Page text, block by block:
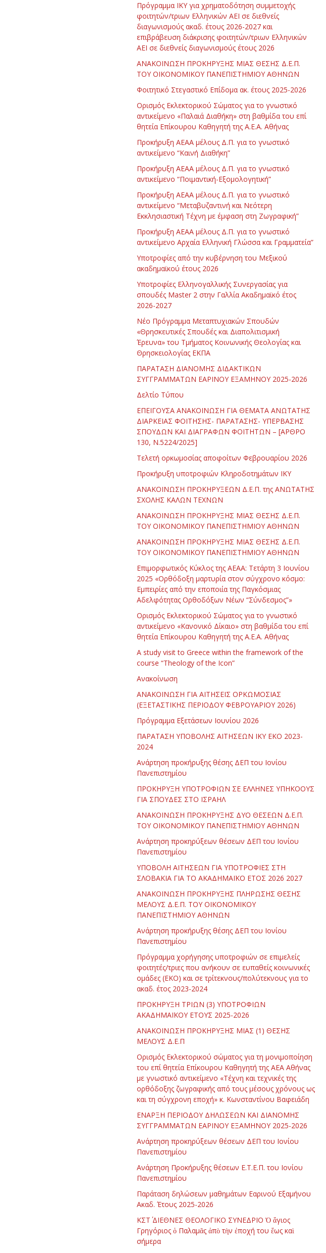
Πρόγραμμα ΙΚΥ για χρηματοδότηση συμμετοχής
φοιτητών/τριων Ελληνικών ΑΕΙ σε διεθνείς
διαγωνισμούς ακαδ. έτους 2026-2027 και
επιβράβευση διάκρισης φοιτητών/τριων Ελληνικών
ΑΕΙ σε διεθνείς διαγωνισμούς έτους 2026
ΑΝΑΚΟΙΝΩΣΗ ΠΡΟΚΗΡΥΞΗΣ ΜΙΑΣ ΘΕΣΗΣ Δ.Ε.Π.
ΤΟΥ ΟΙΚΟΝΟΜΙΚΟΥ ΠΑΝΕΠΙΣΤΗΜΙΟΥ ΑΘΗΝΩΝ
Φοιτητικό Στεγαστικό Επίδομα ακ. έτους 2025-2026
Ορισμός Εκλεκτορικού Σώματος για το γνωστικό
αντικείμενο «Παλαιά Διαθήκη» στη βαθμίδα του επί
θητεία Επίκουρου Καθηγητή της Α.Ε.Α. Αθήνας
Προκήρυξη ΑΕΑΑ μέλους Δ.Π. για το γνωστικό
αντικείμενο “Καινή Διαθήκη”
Προκήρυξη ΑΕΑΑ μέλους Δ.Π. για το γνωστικό
αντικείμενο “Ποιμαντική-Εξομολογητική”
Προκήρυξη ΑΕΑΑ μέλους Δ.Π. για το γνωστικό
αντικείμενο “Μεταβυζαντινή και Νεότερη
Εκκλησιαστική Τέχνη με έμφαση στη Ζωγραφική”
Προκήρυξη ΑΕΑΑ μέλους Δ.Π. για το γνωστικό
αντικείμενο Αρχαία Ελληνική Γλώσσα και Γραμματεία”
Υποτροφίες από την κυβέρνηση του Μεξικού
ακαδημαϊκού έτους 2026
Υποτροφίες Ελληνογαλλικής Συνεργασίας για
σπουδές Master 2 στην Γαλλία Ακαδημαϊκό έτος
2026-2027
Νέο Πρόγραμμα Μεταπτυχιακών Σπουδών
«Θρησκευτικές Σπουδές και Διαπολιτισμική
Έρευνα» του Τμήματος Κοινωνικής Θεολογίας και
Θρησκειολογίας ΕΚΠΑ
ΠΑΡΑΤΑΣΗ ΔΙΑΝΟΜΗΣ ΔΙΔΑΚΤΙΚΩΝ
ΣΥΓΓΡΑΜΜΑΤΩΝ ΕΑΡΙΝΟΥ ΕΞΑΜΗΝΟΥ 2025-2026
Δελτίο Τύπου
ΕΠΕΙΓΟΥΣΑ ΑΝΑΚΟΙΝΩΣΗ ΓΙΑ ΘΕΜΑΤΑ ΑΝΩΤΑΤΗΣ
ΔΙΑΡΚΕΙΑΣ ΦΟΙΤΗΣΗΣ- ΠΑΡΑΤΑΣΗΣ- ΥΠΕΡΒΑΣΗΣ
ΣΠΟΥΔΩΝ ΚΑΙ ΔΙΑΓΡΑΦΩΝ ΦΟΙΤΗΤΩΝ – [ΑΡΘΡΟ
130, Ν.5224/2025]
Τελετή ορκωμοσίας αποφοίτων Φεβρουαρίου 2026
Προκήρυξη υποτροφιών Κληροδοτημάτων ΙΚΥ
ΑΝΑΚΟΙΝΩΣΗ ΠΡΟΚΗΡΥΞΕΩΝ Δ.Ε.Π. της ΑΝΩΤΑΤΗΣ
ΣΧΟΛΗΣ ΚΑΛΩΝ ΤΕΧΝΩΝ
ΑΝΑΚΟΙΝΩΣΗ ΠΡΟΚΗΡΥΞΗΣ ΜΙΑΣ ΘΕΣΗΣ Δ.Ε.Π.
ΤΟΥ ΟΙΚΟΝΟΜΙΚΟΥ ΠΑΝΕΠΙΣΤΗΜΙΟΥ ΑΘΗΝΩΝ
ΑΝΑΚΟΙΝΩΣΗ ΠΡΟΚΗΡΥΞΗΣ ΜΙΑΣ ΘΕΣΗΣ Δ.Ε.Π.
ΤΟΥ ΟΙΚΟΝΟΜΙΚΟΥ ΠΑΝΕΠΙΣΤΗΜΙΟΥ ΑΘΗΝΩΝ
Επιμορφωτικός Κύκλος της ΑΕΑΑ: Τετάρτη 3 Ιουνίου
2025 «Ορθόδοξη μαρτυρία στον σύγχρονο κόσμο:
Εμπειρίες από την εποποιία της Παγκόσμιας
Αδελφότητας Ορθοδόξων Νέων “Σύνδεσμος”»
Ορισμός Εκλεκτορικού Σώματος για το γνωστικό
αντικείμενο «Κανονικό Δίκαιο» στη βαθμίδα του επί
θητεία Επίκουρου Καθηγητή της Α.Ε.Α. Αθήνας
Α study visit to Greece within the framework of the
course “Theology of the Icon”
Ανακοίνωση
ΑΝΑΚΟΙΝΩΣΗ ΓΙΑ ΑΙΤΗΣΕΙΣ ΟΡΚΩΜΟΣΙΑΣ
(ΕΞΕΤΑΣΤΙΚΗΣ ΠΕΡΙΟΔΟΥ ΦΕΒΡΟΥΑΡΙΟΥ 2026)
Πρόγραμμα Εξετάσεων Ιουνίου 2026
ΠΑΡΑΤΑΣΗ ΥΠΟΒΟΛΗΣ ΑΙΤΗΣΕΩΝ ΙΚΥ ΕΚΟ 2023-
2024
Ανάρτηση προκήρυξης θέσης ΔΕΠ του Ιονίου
Πανεπιστημίου
ΠΡΟΚΗΡΥΞΗ ΥΠΟΤΡΟΦΙΩΝ ΣΕ ΕΛΛΗΝΕΣ ΥΠΗΚΟΟΥΣ
ΓΙΑ ΣΠΟΥΔΕΣ ΣΤΟ ΙΣΡΑΗΛ
ΑΝΑΚΟΙΝΩΣΗ ΠΡΟΚΗΡΥΞΗΣ ΔΥΟ ΘΕΣΕΩΝ Δ.Ε.Π.
ΤΟΥ ΟΙΚΟΝΟΜΙΚΟΥ ΠΑΝΕΠΙΣΤΗΜΙΟΥ ΑΘΗΝΩΝ
Ανάρτηση προκηρύξεων θέσεων ΔΕΠ του Ιονίου
Πανεπιστημίου
ΥΠΟΒΟΛΗ ΑΙΤΗΣΕΩΝ ΓΙΑ ΥΠΟΤΡΟΦΙΕΣ ΣΤΗ
ΣΛΟΒΑΚΙΑ ΓΙΑ ΤΟ ΑΚΑΔΗΜΑΪΚΟ ΕΤΟΣ 2026 2027
ΑΝΑΚΟΙΝΩΣΗ ΠΡΟΚΗΡΥΞΗΣ ΠΛΗΡΩΣΗΣ ΘΕΣΗΣ
ΜΕΛΟΥΣ Δ.Ε.Π. ΤΟΥ ΟΙΚΟΝΟΜΙΚΟΥ
ΠΑΝΕΠΙΣΤΗΜΙΟΥ ΑΘΗΝΩΝ
Ανάρτηση προκήρυξης θέσης ΔΕΠ του Ιονίου
Πανεπιστημίου
Πρόγραμμα χορήγησης υποτροφιών σε επιμελείς
φοιτητές/τριες που ανήκουν σε ευπαθείς κοινωνικές
ομάδες (ΕΚΟ) και σε τρίτεκνους/πολύτεκνους για το
ακαδ. έτος 2023-2024
ΠΡΟΚΗΡΥΞΗ ΤΡΙΩΝ (3) ΥΠΟΤΡΟΦΙΩΝ
ΑΚΑΔΗΜΑΪΚΟΥ ΕΤΟΥΣ 2025-2026
ΑΝΑΚΟΙΝΩΣΗ ΠΡΟΚΗΡΥΞΗΣ ΜΙΑΣ (1) ΘΕΣΗΣ
ΜΕΛΟΥΣ Δ.Ε.Π
Ορισμός Εκλεκτορικού σώματος για τη μονιμοποίηση
του επί θητεία Επίκουρου Καθηγητή της ΑΕΑ Αθήνας
με γνωστικό αντικείμενο «Τέχνη και τεχνικές της
ορθόδοξης ζωγραφικής από τους μέσους χρόνους ως
και τη σύγχρονη εποχή» κ. Κωνσταντίνου Βαφειάδη
ΕΝΑΡΞΗ ΠΕΡΙΟΔΟΥ ΔΗΛΩΣΕΩΝ ΚΑΙ ΔΙΑΝΟΜΗΣ
ΣΥΓΓΡΑΜΜΑΤΩΝ ΕΑΡΙΝΟΥ ΕΞΑΜΗΝΟΥ 2025-2026
Ανάρτηση προκηρύξεων θέσεων ΔΕΠ του Ιονίου
Πανεπιστημίου
Ανάρτηση Προκήρυξης θέσεων Ε.Τ.Ε.Π. του Ιονίου
Πανεπιστημίου
Παράταση δηλώσεων μαθημάτων Εαρινού Εξαμήνου
Ακαδ. Έτους 2025-2026
ΚΣΤ΄ ΔΙΕΘΝΕΣ ΘΕΟΛΟΓΙΚΟ ΣΥΝΕΔΡΙΟ Ὁ ἅγιος
Γρηγόριος ὁ Παλαμᾶς ἀπὸ τὴν ἐποχή του ἕως καὶ
σήμερα